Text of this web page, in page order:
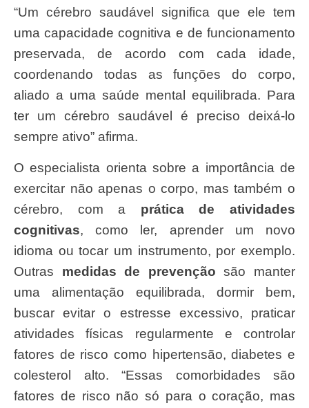
“Um cérebro saudável significa que ele tem
uma capacidade cognitiva e de funcionamento
preservada, de acordo com cada idade,
coordenando todas as funções do corpo,
aliado a uma saúde mental equilibrada. Para
ter um cérebro saudável é preciso deixá-lo
sempre ativo” afirma.
O especialista orienta sobre a importância de
exercitar não apenas o corpo, mas também o
cérebro, com a prática de atividades
cognitivas, como ler, aprender um novo
idioma ou tocar um instrumento, por exemplo.
Outras medidas de prevenção são manter
uma alimentação equilibrada, dormir bem,
buscar evitar o estresse excessivo, praticar
atividades físicas regularmente e controlar
fatores de risco como hipertensão, diabetes e
colesterol alto. “Essas comorbidades são
fatores de risco não só para o coração, mas